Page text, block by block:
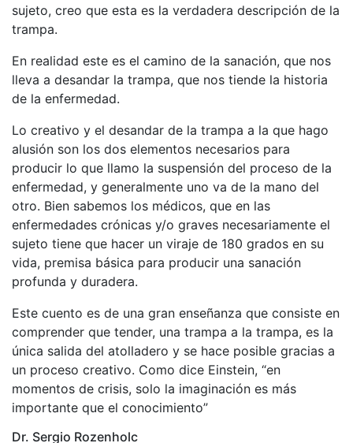
sujeto, creo que esta es la verdadera descripción de la
trampa.
En realidad este es el camino de la sanación, que nos
lleva a desandar la trampa, que nos tiende la historia
de la enfermedad.
Lo creativo y el desandar de la trampa a la que hago
alusión son los dos elementos necesarios para
producir lo que llamo la suspensión del proceso de la
enfermedad, y generalmente uno va de la mano del
otro. Bien sabemos los médicos, que en las
enfermedades crónicas y/o graves necesariamente el
sujeto tiene que hacer un viraje de 180 grados en su
vida, premisa básica para producir una sanación
profunda y duradera.
Este cuento es de una gran enseñanza que consiste en
comprender que tender, una trampa a la trampa, es la
única salida del atolladero y se hace posible gracias a
un proceso creativo. Como dice Einstein, “en
momentos de crisis, solo la imaginación es más
importante que el conocimiento”
Dr. Sergio Rozenholc